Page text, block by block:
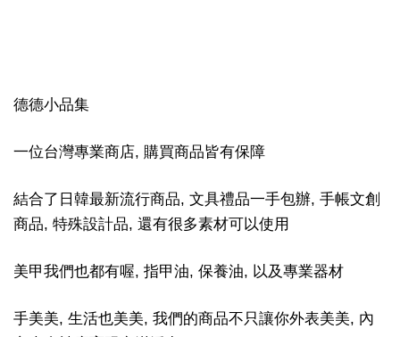
德德小品集
一位台灣專業商店, 購買商品皆有保障
結合了日韓最新流行商品, 文具禮品一手包辦, 手帳文創
商品, 特殊設計品, 還有很多素材可以使用
美甲我們也都有喔, 指甲油, 保養油, 以及專業器材
手美美, 生活也美美, 我們的商品不只讓你外表美美, 內